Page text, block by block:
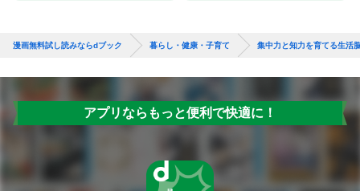
漫画無料試し読みならdブック 暮らし・健康・子育て 集中力と知力を育てる生活
アプリならもっと便利で快適に！